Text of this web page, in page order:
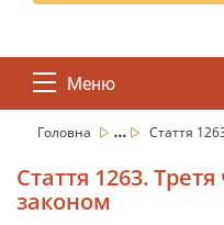
Меню
Головна ... Стаття
Стаття 1263.
законом